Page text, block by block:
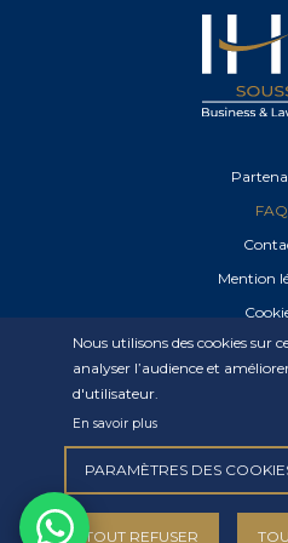
Un modèle
Des filières à fort
Premier
et esprit
Un réseau riche des
et
Un espacemoderne
IHE Sousse
plus
famille !
FAQ
Mention
Déclaration de
© 2022 IHE Sousse – Tous
Nous utilisons des cookies sur
analyser l’audience et
d'utilisateur.
En savoir plus
PARAMÈTRES DES
TOUT REFUSER